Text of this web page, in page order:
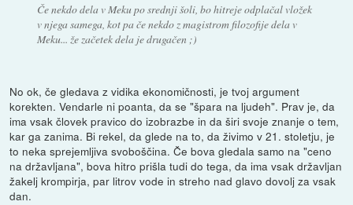
Če nekdo dela v Meku po srednji šoli, bo hitreje odplačal vložek
v njega samega, kot pa če nekdo z magistrom filozofije dela v
Meku... že začetek dela je drugačen ;)
No ok, če gledava z vidika ekonomičnosti, je tvoj argument
korekten. Vendarle ni poanta, da se "špara na ljudeh". Prav je, da
ima vsak človek pravico do izobrazbe in da širi svoje znanje o tem,
kar ga zanima. Bi rekel, da glede na to, da živimo v 21. stoletju, je
to neka sprejemljiva svoboščina. Če bova gledala samo na "ceno
na državljana", bova hitro prišla tudi do tega, da ima vsak državljan
žakelj krompirja, par litrov vode in streho nad glavo dovolj za vsak
dan.